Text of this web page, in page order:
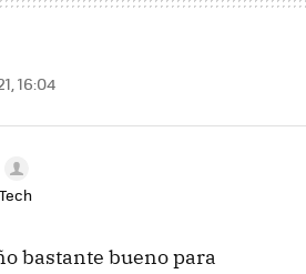
16:04
bastante bueno para